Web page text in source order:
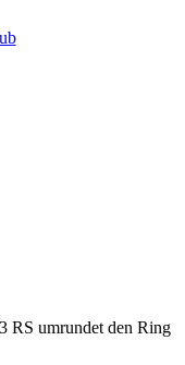
RS umrundet den Ring